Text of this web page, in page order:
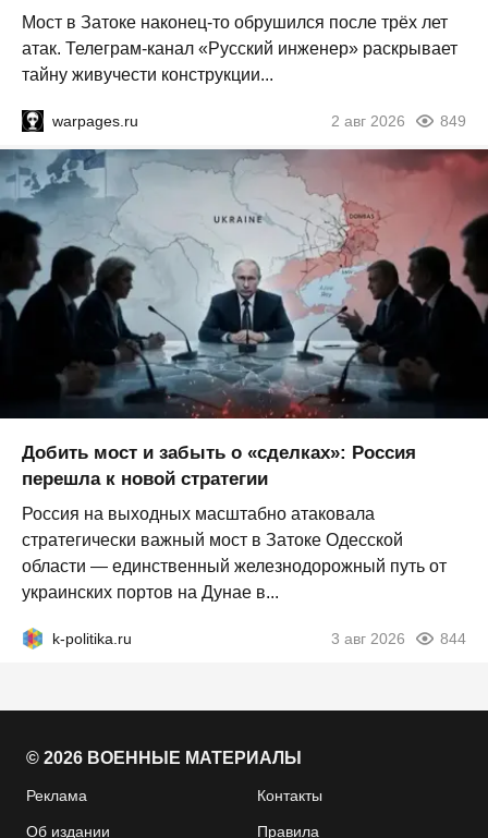
Мост в Затоке наконец-то обрушился после трёх лет
атак. Телеграм-канал «Русский инженер» раскрывает
тайну живучести конструкции...
warpages.ru 2 авг 2026 849
Добить мост и забыть о «сделках»: Россия
перешла к новой стратегии
Россия на выходных масштабно атаковала
стратегически важный мост в Затоке Одесской
области — единственный железнодорожный путь от
украинских портов на Дунае в...
k-politika.ru 3 авг 2026 844
© 2026 ВОЕННЫЕ МАТЕРИАЛЫ
Реклама Контакты
Об издании Правила